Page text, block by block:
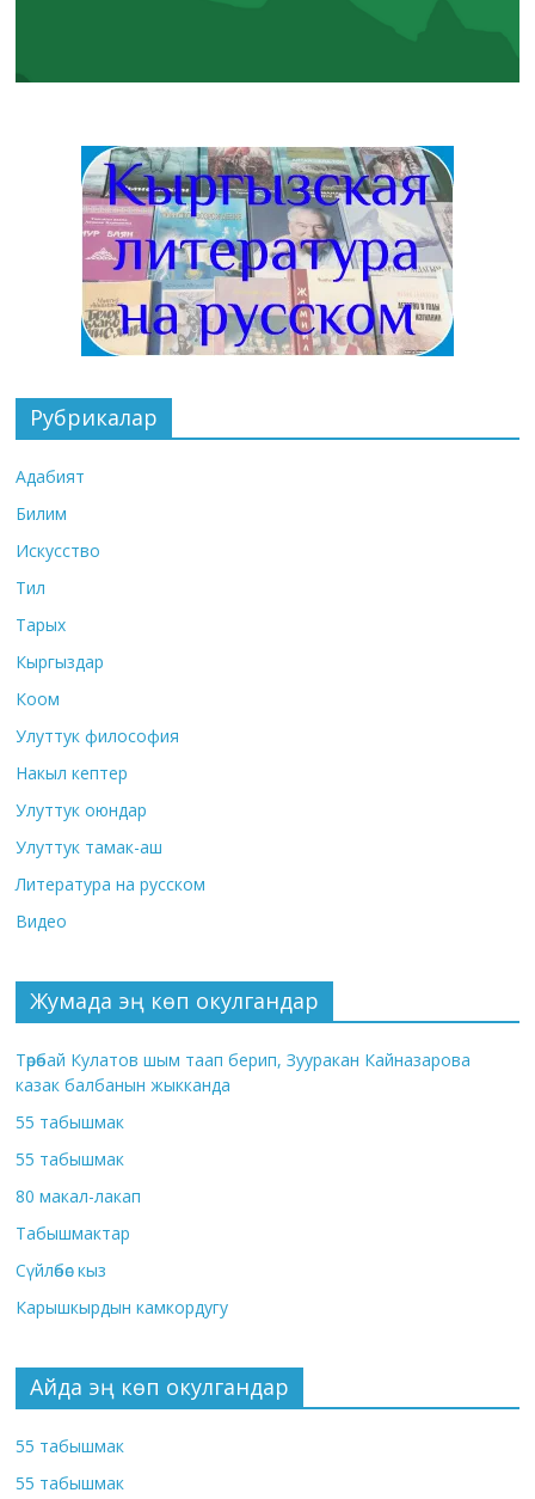
Рубрикалар
Адабият
Билим
Искусство
Тил
Тарых
Кыргыздар
Коом
Улуттук философия
Накыл кептер
Улуттук оюндар
Улуттук тамак-аш
Литература на русском
Видео
Жумада эң көп окулгандар
Төрөбай Кулатов шым таап берип, Зууракан Кайназарова
казак балбанын жыкканда
55 табышмак
55 табышмак
80 макал-лакап
Табышмактар
Сүйлөбөс кыз
Карышкырдын камкордугу
Айда эң көп окулгандар
55 табышмак
55 табышмак